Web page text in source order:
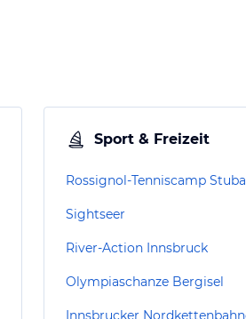
Sport & Freizeit
Rossignol-Tenniscamp
Sightseer
River-Action Innsbruck
Olympiaschanze Bergisel
Innsbrucker